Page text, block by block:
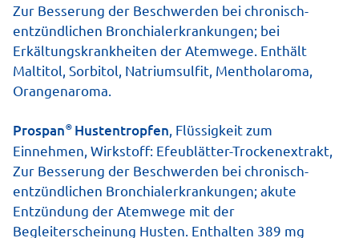
Wenn die Taschentücher zu treuen
Begleitern werden und der Husten für
schlaflose Nächte sorgt, wissen wir:
uns hat’s erwischt. Dann stellt sich
häufig die Frage: Ist es eine Grippe
oder doch nur eine Erkältung? Die
beiden Erkrankungen ähneln sich
Zur Besserung der Beschwerden bei chronisch-
entzündlichen Bronchialerkrankun­gen; bei
Erkältungskrankheiten der Atemwege. Enthält
Maltitol, Sorbitol, Natriumsulfit, Mentholaroma,
Orangenaroma.
Prospan®Hustentropfen , Flüssigkeit zum
Einnehmen, Wirkstoff: Efeublätter-Trockenextrakt,
Zur Besserung der Beschwerden bei chronisch-
entzündlichen Bronchialerkrankungen; akute
Entzündung der Atemwege mit der
Begleiterscheinung Husten. Enthalten 389 mg